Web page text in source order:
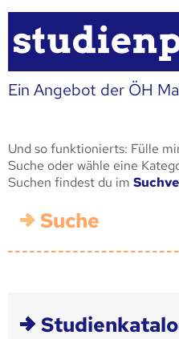
Ein Angebot der ÖH
Und so funktionierts: Fülle
Suche oder wähle eine
Suchen findest du im
Suche